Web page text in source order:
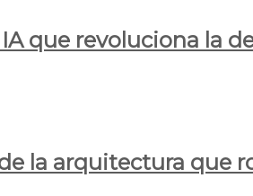
que revoluciona la
la arquitectura que